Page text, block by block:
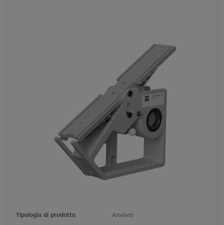
Tipologia di prodotto Artefatti